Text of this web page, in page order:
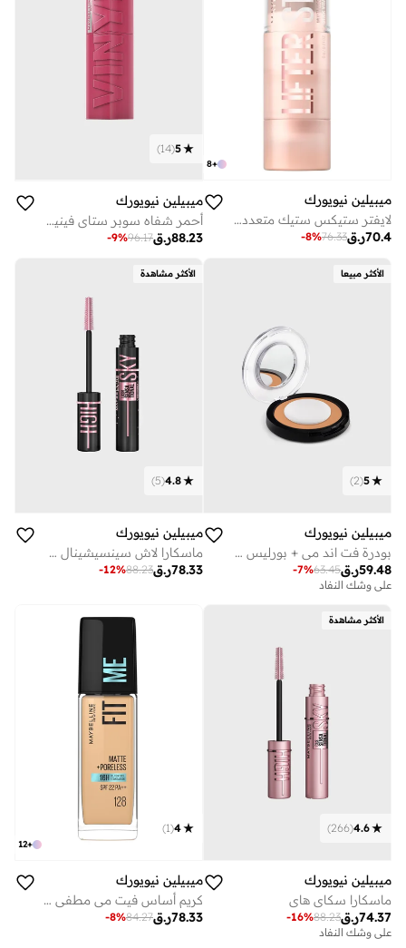
+
8
ميبيلين نيويورك
لايفتر ستيكس ستيك متعدد الاستخدام للوجه، كونتور، برونزر، كونسيلر وكريم أساس 75
ر.ق70.4
76.33
-8%
5
(
14
)
ميبيلين نيويورك
أحمر شفاه سوبر ستاي فينيل انك يدوم طويلا -20 كوي
ر.ق88.23
96.17
-9%
الأكثر مبيعا
5
(
2
)
ميبيلين نيويورك
بودرة فت اند مي + بورليس - توفي
ر.ق59.48
63.45
-7%
على وشك النفاد
الأكثر مشاهدة
4.8
(
5
)
ميبيلين نيويورك
ماسكارا لاش سينسيشينال سكاي هاي كوزميك من ميبيلين نيويورك، أسود
ر.ق78.33
88.23
-12%
الأكثر مشاهدة
4.6
(
266
)
ميبيلين نيويورك
ماسكارا سكاي هاي
ر.ق74.37
88.23
-16%
على وشك النفاد
+
12
4
(
1
)
ميبيلين نيويورك
كريم أساس فيت مي مطفي لإخفاء المسام يدوم 16 ساعة ويتحكم في دهون البشرة بمعامل حماية من الشمس 22 - درجة 128
ر.ق78.33
84.27
-8%